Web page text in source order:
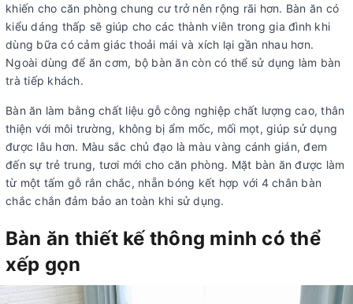
khiến cho căn phòng chung cư trở nên rộng rãi hơn. Bàn ăn có
kiểu dáng thấp sẽ giúp cho các thành viên trong gia đình khi
dùng bữa có cảm giác thoải mái và xích lại gần nhau hơn.
Ngoài dùng để ăn cơm, bộ bàn ăn còn có thể sử dụng làm bàn
trà tiếp khách.
Bàn ăn làm bằng chất liệu gỗ công nghiệp chất lượng cao, thân
thiện với môi trường, không bị ẩm mốc, mối mọt, giúp sử dụng
được lâu hơn. Màu sắc chủ đạo là màu vàng cánh gián, đem
đến sự trẻ trung, tươi mới cho căn phòng. Mặt bàn ăn được làm
từ một tấm gỗ rắn chắc, nhẵn bóng kết hợp với 4 chân bàn
chắc chắn đảm bảo an toàn khi sử dụng.
Bàn ăn thiết kế thông minh có thể
xếp gọn